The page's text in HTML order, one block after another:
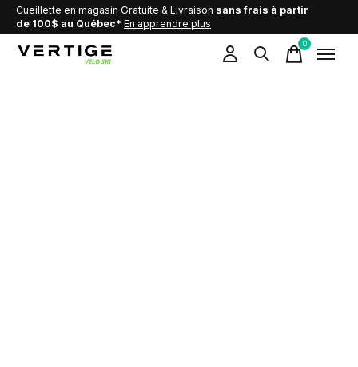
Cueillette en magasin Gratuite & Livraison sans frais à partir
de 100$ au Québec* En apprendre plus
0items